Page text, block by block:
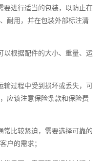
要进行适当的包装，以防止在
耐用，并在包装外部标注清
以根据配件的大小、重量、运
输过程中受到损坏或丢失，可
应该注意保险条款和保险费
常比较紧迫，需要选择可靠的
户的需求；